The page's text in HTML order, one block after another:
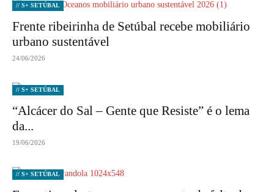
// S+ SETÚBAL
Frente ribeirinha de Setúbal recebe mobiliário
urbano sustentável
24/06/2026
// S+ SETÚBAL
“Alcácer do Sal – Gente que Resiste” é o lema
da...
19/06/2026
// S+ SETÚBAL